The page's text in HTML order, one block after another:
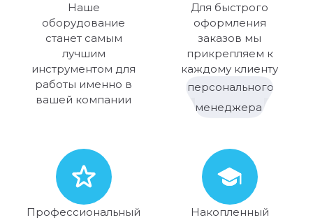
Наше
оборудование
станет самым
лучшим
инструментом для
работы именно в
вашей компании
Для быстрого
оформления
заказов мы
прикрепляем к
каждому клиенту
персонального
менеджера
Профессиональный
Накопленный